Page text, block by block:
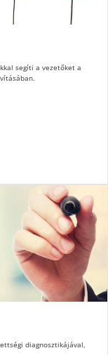
segíti a vezetőket a
diagnosztikájával,